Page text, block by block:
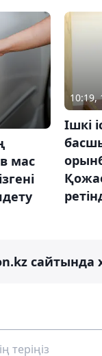
мас
10:19,
Ішкі
сайтында